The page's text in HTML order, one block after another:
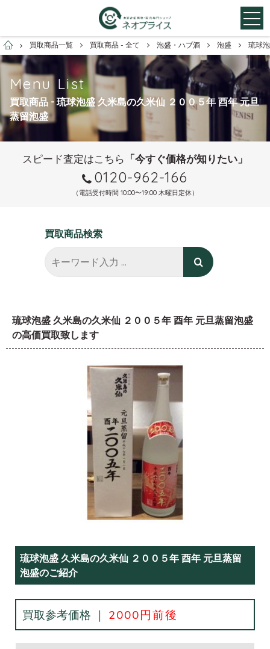
お酒買取専門店ネオプライス
買取商品一覧 買取商品 - 全て 泡盛・ハブ酒 泡盛 琉球
Menu List
買取商品 - 琉球泡盛 久米島の久米仙 ２００５年 酉年 元旦
蒸留泡盛
スピード査定はこちら 「今すぐ価格が知りたい」
0120-962-166
（電話受付時間 10:00〜19:00 木曜日定休）
買取商品検索
琉球泡盛 久米島の久米仙 ２００５年 酉年 元旦蒸留泡盛
の高価買取致します
琉球泡盛 久米島の久米仙 ２００５年 酉年 元旦蒸留
泡盛のご紹介
買取参考価格 ｜ 2000円前後